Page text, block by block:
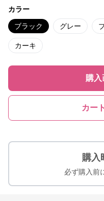
カラー
ブラック グレー
カーキ
購入
カー
購入
必ず購入前